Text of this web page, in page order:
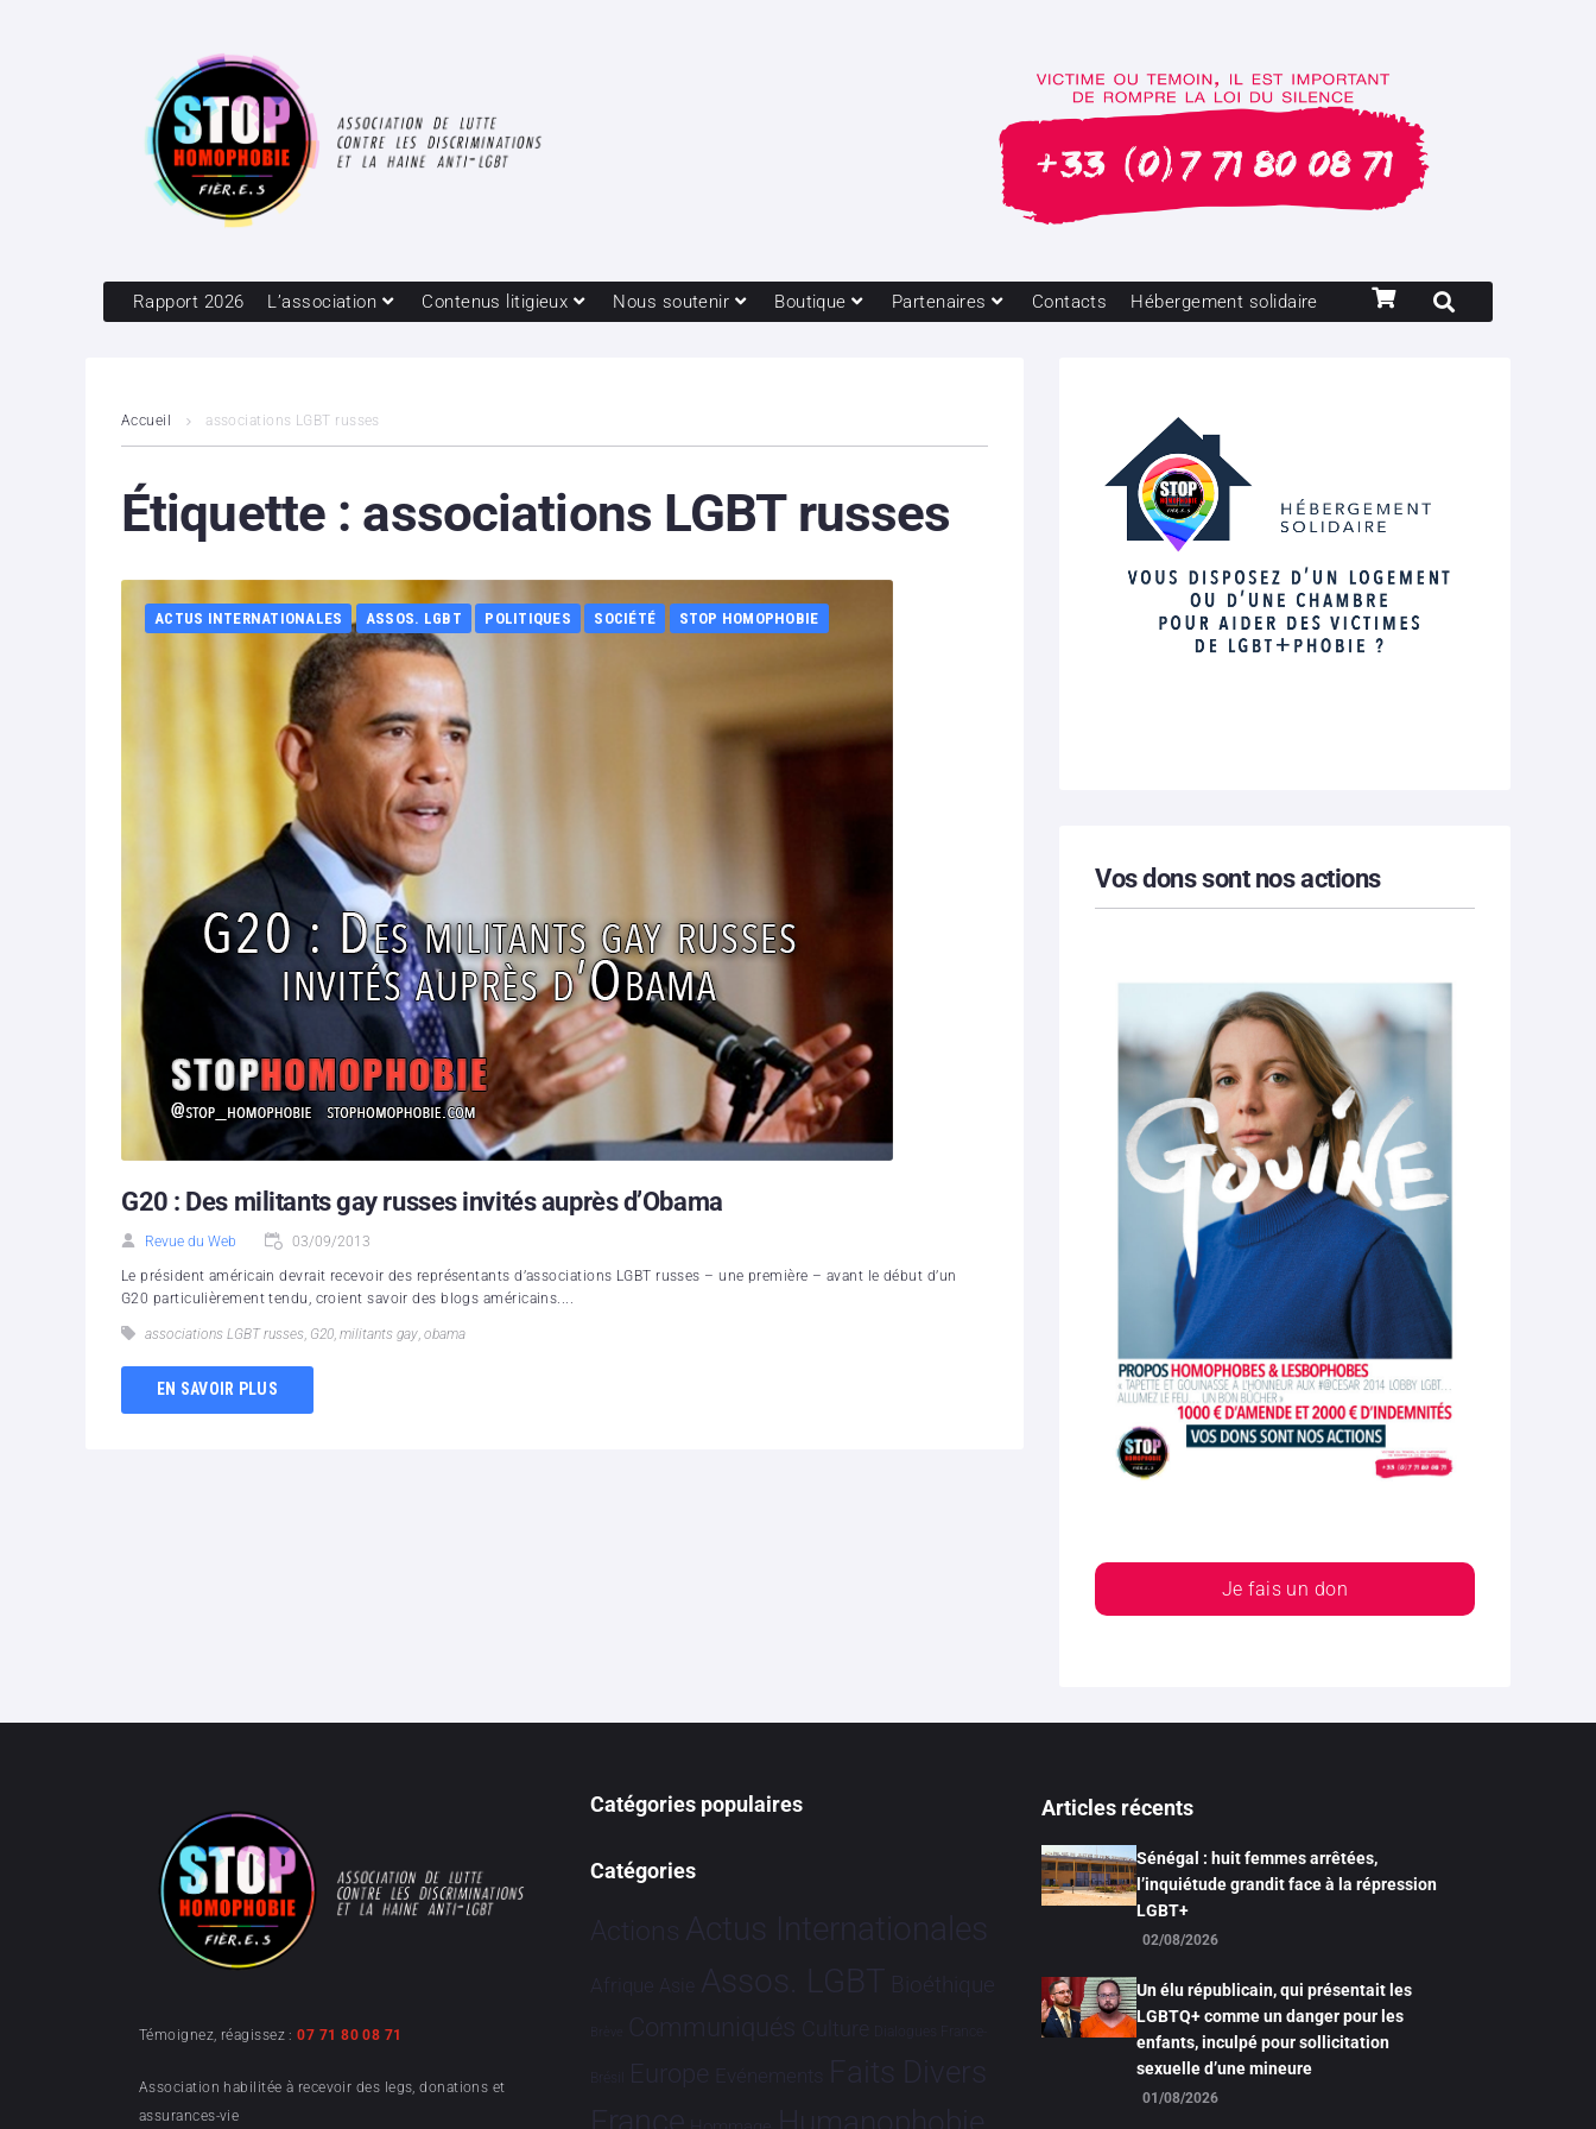
Rapport 2026 L’association Contenus litigieux Nous soutenir Boutique Partenaires Contacts Hébergement solidaire
Accueil associations LGBT russes
Étiquette : associations LGBT russes
ACTUS INTERNATIONALES ASSOS. LGBT POLITIQUES SOCIÉTÉ STOP HOMOPHOBIE
G20 : Des militants gay russes invités auprès d’Obama
Revue du Web 03/09/2013
Le président américain devrait recevoir des représentants d’associations LGBT russes – une première – avant le début d’un
G20 particulièrement tendu, croient savoir des blogs américains....
associations LGBT russes, G20, militants gay, obama
EN SAVOIR PLUS
Vos dons sont nos actions
Je fais un don
Témoignez, réagissez :07 71 80 08 71
Association habilitée à recevoir des legs, donations et
assurances-vie
Catégories populaires
Catégories
Actions Actus Internationales
Afrique Asie Assos. LGBT Bioéthique
Brève Communiqués Culture Dialogues France-
Brésil Europe Evénements Faits Divers
Humanophobie
Articles récents
Sénégal : huit femmes arrêtées,
l’inquiétude grandit face à la répression
LGBT+
02/08/2026
Un élu républicain, qui présentait les
LGBTQ+ comme un danger pour les
enfants, inculpé pour sollicitation
sexuelle d’une mineure
01/08/2026